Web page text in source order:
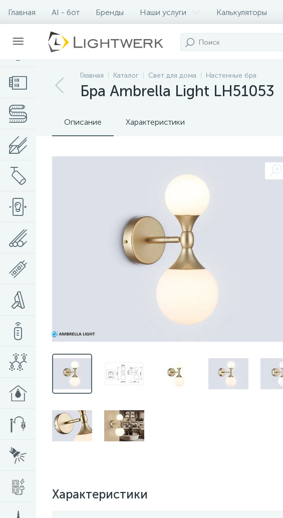
Главная AI - бот Бренды Наши услуги Калькуляторы
Контакты
Главная Каталог Свет для дома Настенные бра
Бра Ambrella Light LH51053
Описание Характеристики
Характеристики